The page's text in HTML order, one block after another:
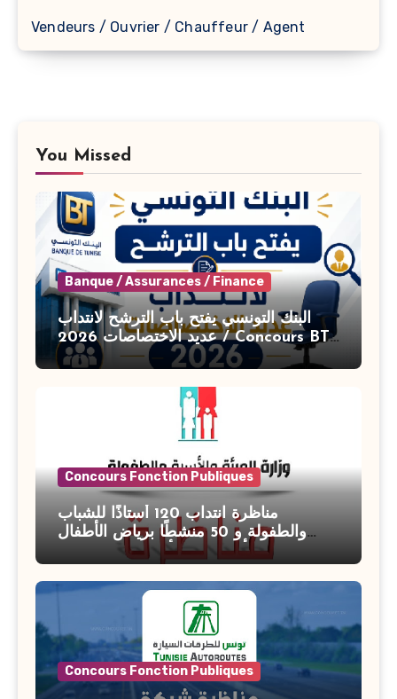
Vendeurs / Ouvrier / Chauffeur / Agent
You Missed
Banque / Assurances / Finance
البنك التونسي يفتح باب الترشح لانتداب
عديد الاختصاصات 2026 / Concours BT
Banque de Tunisie 2026
Concours Fonction Publiques
مناظرة انتداب 120 أستاذًا للشباب
والطفولة و 50 منشطًا برياض الأطفال
بوزارة الأسرة والمرأة والطفولة وكبار
السن آخر أجل للتسجيل : 27 جويلية 2026
Concours Fonction Publiques